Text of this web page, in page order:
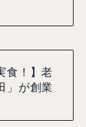
食！】老
」が創業